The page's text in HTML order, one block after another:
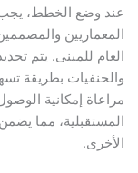
عند وضع الخطط،
المعماريين
العام للمبنى. يتم
والحنفيات بطريقة
مراعاة إمكانية
المستقبلية، مما
الأخرى.